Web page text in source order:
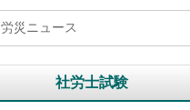
労災ニュース
社労士試験